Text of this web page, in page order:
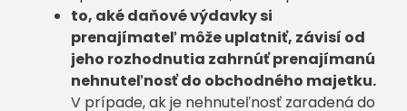
to, aké daňové výdavky si
prenajímateľ môže uplatniť, závisí od
jeho rozhodnutia zahrnúť prenajímanú
nehnuteľnosť do obchodného majetku.
V prípade, ak je nehnuteľnosť zaradená do